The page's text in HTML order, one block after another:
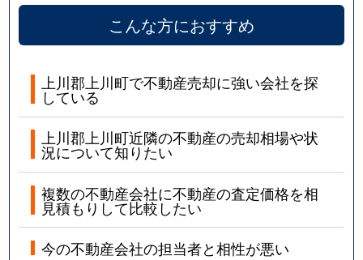
こんな方におすすめ
上川郡上川町で不動産売却に強い会社を探
している
上川郡上川町近隣の不動産の売却相場や状
況について知りたい
複数の不動産会社に不動産の査定価格を相
見積もりして比較したい
今の不動産会社の担当者と相性が悪い